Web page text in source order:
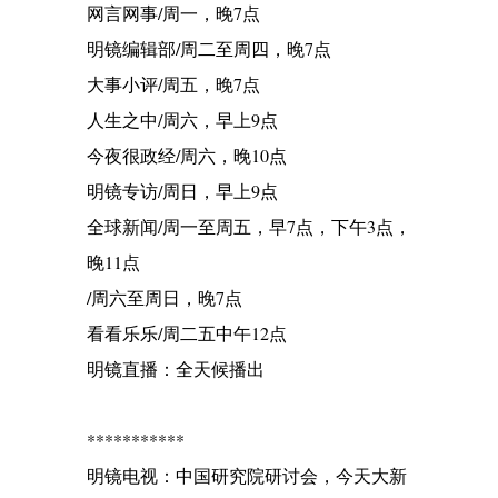
网言网事/周一，晚7点
明镜编辑部/周二至周四，晚7点
大事小评/周五，晚7点
人生之中/周六，早上9点
今夜很政经/周六，晚10点
明镜专访/周日，早上9点
全球新闻/周一至周五，早7点，下午3点，
晚11点
/周六至周日，晚7点
看看乐乐/周二五中午12点
明镜直播：全天候播出
***********
明镜电视：中国研究院研讨会，今天大新